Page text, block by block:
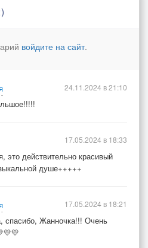
войдите на сайт.
24.11.2024 в 21:10
это действительно красивый
душе+++++
17.05.2024 в 18:33
спасибо, Жанночка!!! Очень
17.05.2024 в 18:21